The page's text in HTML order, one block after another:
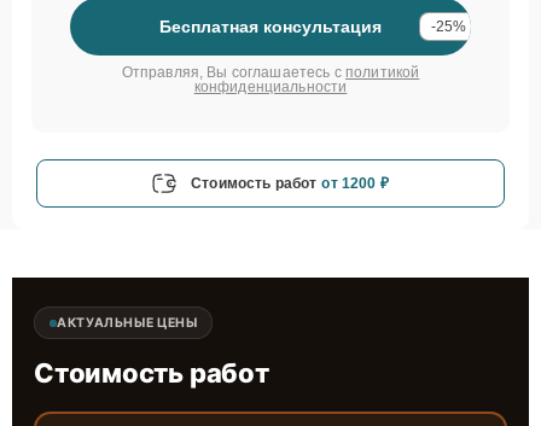
Бесплатная консультация -25%
Отправляя, Вы соглашаетесь с политикой
конфиденциальности
Стоимость работ от 1200 ₽
АКТУАЛЬНЫЕ ЦЕНЫ
Стоимость работ